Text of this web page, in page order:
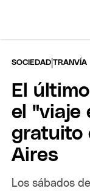
SOCIEDAD |TRANVÍA
El
el "viaje
gratuito
Aires
Los sábados